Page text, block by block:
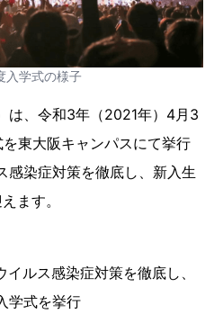
入学式の様子
は、令和3年（2021年）4月3
東大阪キャンパスにて挙行
感染症対策を徹底し、新入生
ます。
ルス感染症対策を徹底し、
学式を挙行